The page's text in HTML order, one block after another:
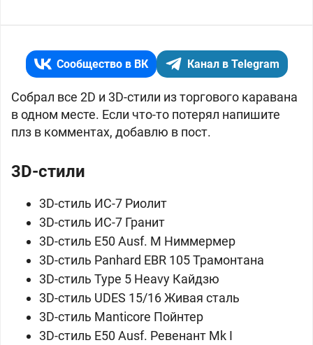
Сообщество в ВК Канал в Telegram
Собрал все 2D и 3D-стили из торгового каравана
в одном месте. Если что-то потерял напишите
плз в комментах, добавлю в пост.
3D-стили
3D-стиль ИС-7 Риолит
3D-стиль ИС-7 Гранит
3D-стиль E50 Ausf. M Ниммермер
3D-стиль Panhard EBR 105 Трамонтана
3D-стиль Type 5 Heavy Кайдзю
3D-стиль UDES 15/16 Живая сталь
3D-стиль Manticore Пойнтер
3D-стиль E50 Ausf. Ревенант Mk I